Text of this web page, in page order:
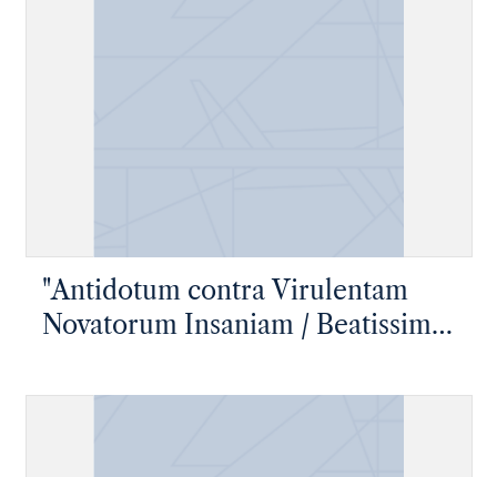
"Antidotum contra Virulentam
Novatorum Insaniam / Beatissimo